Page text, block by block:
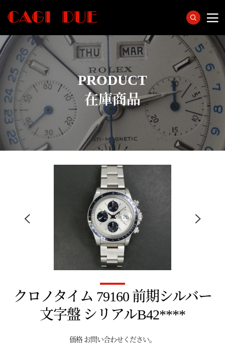
PRODUCT
在庫商品
クロノタイム 79160 前期シルバー
文字盤 シリアルB42****
価格 お問い合わせください。